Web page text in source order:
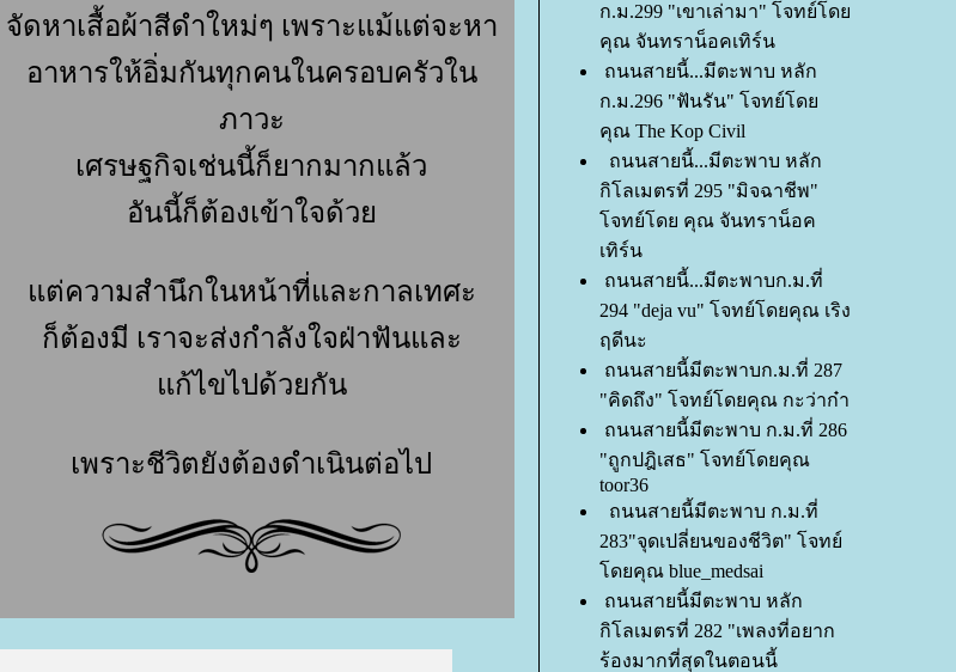
จัดหาเสื้อผ้าสีดำใหม่ๆ เพราะแม้แต่จะหา
อาหารให้อิ่มกันทุกคนในครอบครัวใน
ภาวะ
เศรษฐกิจเช่นนี้ก็ยากมากแล้ว
อันนี้ก็ต้องเข้าใจด้ว
ต่ความสำนึกในหน้าที่และกาลเทศะ
ก็ต้องมี เราจะส่งกำลังใจฝ่าฟันและ
ก้ไขไปด้วยกัน
เพราะชีวิตยังต้องดำเนินต่อไป
ก.ม.299 "เขาเล่ามา" โจทย์โด
คุณ จันทราน็อคเทิร์น
ถนนสายนี้...มีตะพาบ หลัก
ก.ม.296 "ฟันรัน" โจทย์โด
คุณ The Kop Civil
ถนนสายนี้...มีตะพาบ หลัก
กิโลเมตรที่ 295 "มิจฉาชีพ"
จทย์โดย คุณ จันทราน็อค
เทิร์น
ถนนสายนี้...มีตะพาบก.ม.ที่
294 "deja vu" โจทย์โดยคุณ เริง
ฤดีนะ
ถนนสายนี้มีตะพาบก.ม.ที่ 287
"คิดถึง" โจทย์โดยคุณ กะว่าก๋า
ถนนสายนี้มีตะพาบ ก.ม.ที่ 286
"ถูกปฎิเสธ" โจทย์โดยคุณ
toor36
ถนนสายนี้มีตะพาบ ก.ม.ที่
283"จุดเปลี่ยนของชีวิต" โจทย์
ดยคุณ blue_medsai
ถนนสายนี้มีตะพาบ หลัก
กิโลเมตรที่ 282 "เพลงที่อยาก
ร้องมากที่สุดในตอนนี้